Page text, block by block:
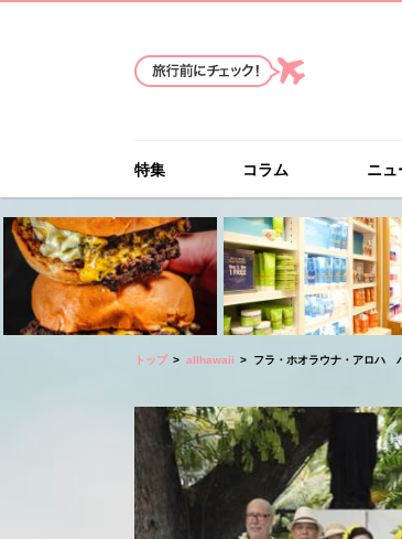
特集 コラム ニュ
トップ allhawaii フラ・ホオラウナ・アロハ